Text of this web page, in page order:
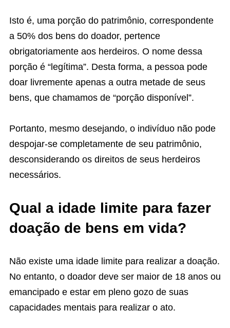
Isto é, uma porção do patrimônio, correspondente
a 50% dos bens do doador, pertence
obrigatoriamente aos herdeiros. O nome dessa
porção é “legítima”. Desta forma, a pessoa pode
doar livremente apenas a outra metade de seus
bens, que chamamos de “porção disponível”.
Portanto, mesmo desejando, o indivíduo não pode
despojar-se completamente de seu patrimônio,
desconsiderando os direitos de seus herdeiros
necessários.
Qual a idade limite para fazer
doação de bens em vida?
Não existe uma idade limite para realizar a doação.
No entanto, o doador deve ser maior de 18 anos ou
emancipado e estar em pleno gozo de suas
capacidades mentais para realizar o ato.